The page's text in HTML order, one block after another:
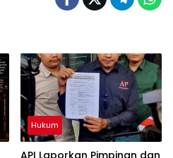
Hukum
API Laporkan Pimpinan dan